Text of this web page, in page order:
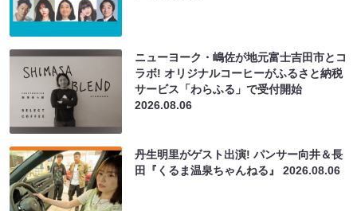
ニューヨーク・嶋佐が地元富士吉田市とコ
ラボ! オリジナルコーヒーがふるさと納税
サービス「わらふる」で受付開始
2026.08.06
丹生明里がゲスト出演! パンサー向井＆長
田『くるま温泉ちゃんねる』2026.08.06